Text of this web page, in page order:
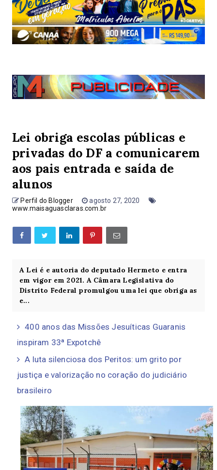
Lei obriga escolas públicas e
privadas do DF a comunicarem
aos pais entrada e saída de
alunos
Perfil do Blogger
agosto 27, 2020
www.maisaguasclaras.com.br
A Lei é e autoria do deputado Hermeto e entra
em vigor em 2021. A Câmara Legislativa do
Distrito Federal promulgou uma lei que obriga as
e...
400 anos das Missões Jesuíticas Guaranis
inspiram 33ª Expotchê
A luta silenciosa dos Peritos: um grito por
justiça e valorização no coração do judiciário
brasileiro